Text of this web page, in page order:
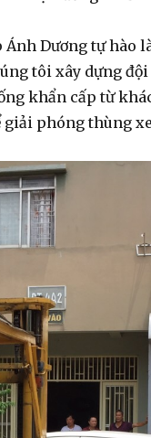
Ánh Dương tự
tôi xây dựng
khẩn cấp từ
giải phóng thùng